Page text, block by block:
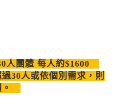
人團體 每人約$1600
依個別需求，則
。